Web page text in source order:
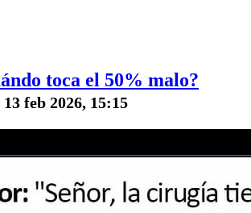
toca el 50% malo?
13 feb 2026, 15:15